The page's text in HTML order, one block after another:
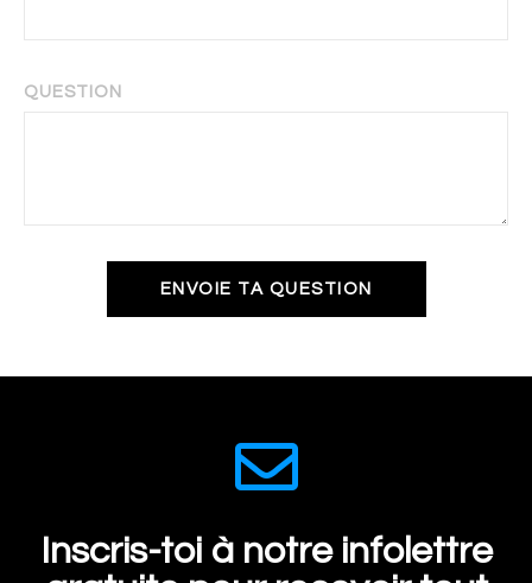
QUESTION
ENVOIE TA QUESTION
Inscris-toi à notre infolettre